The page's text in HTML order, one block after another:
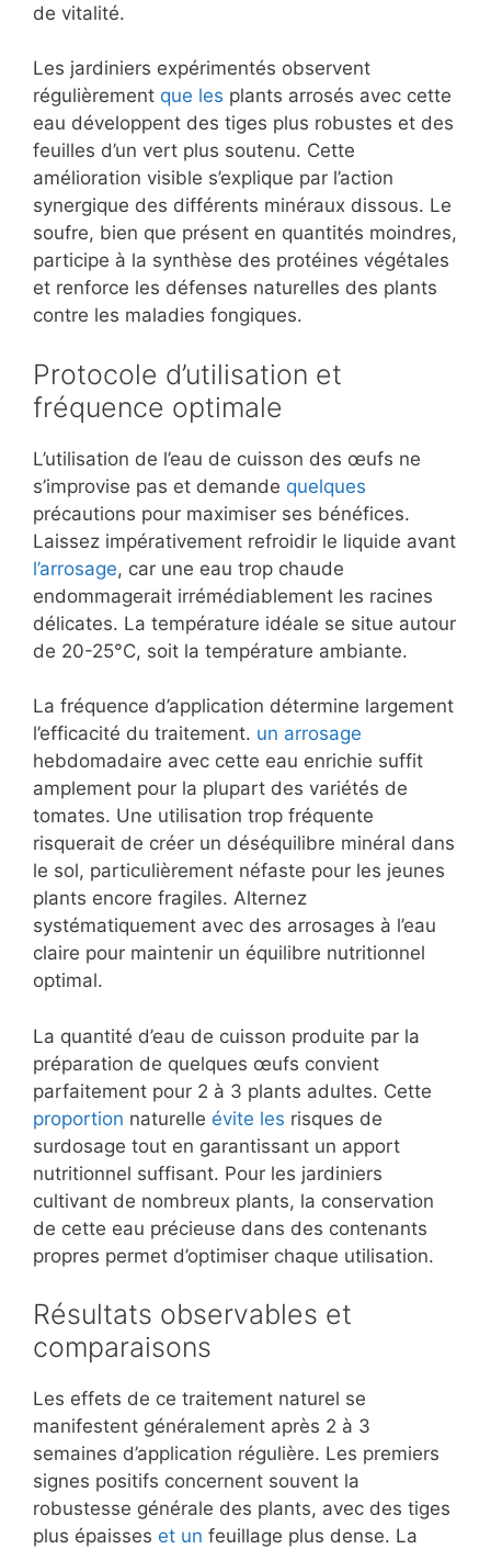
de vitalité.
Les jardiniers expérimentés observent
régulièrement que les plants arrosés avec cette
eau développent des tiges plus robustes et des
feuilles d’un vert plus soutenu. Cette
amélioration visible s’explique par l’action
synergique des différents minéraux dissous. Le
soufre, bien que présent en quantités moindres,
participe à la synthèse des protéines végétales
et renforce les défenses naturelles des plants
contre les maladies fongiques.
Protocole d’utilisation et
fréquence optimale
L’utilisation de l’eau de cuisson des œufs ne
s’improvise pas et demande quelques
précautions pour maximiser ses bénéfices.
Laissez impérativement refroidir le liquide avant
l’arrosage, car une eau trop chaude
endommagerait irrémédiablement les racines
délicates. La température idéale se situe autour
de 20-25°C, soit la température ambiante.
La fréquence d’application détermine largement
l’efficacité du traitement. un arrosage
hebdomadaire avec cette eau enrichie suffit
amplement pour la plupart des variétés de
tomates. Une utilisation trop fréquente
risquerait de créer un déséquilibre minéral dans
le sol, particulièrement néfaste pour les jeunes
plants encore fragiles. Alternez
systématiquement avec des arrosages à l’eau
claire pour maintenir un équilibre nutritionnel
optimal.
La quantité d’eau de cuisson produite par la
préparation de quelques œufs convient
parfaitement pour 2 à 3 plants adultes. Cette
proportion naturelle évite les risques de
surdosage tout en garantissant un apport
nutritionnel suffisant. Pour les jardiniers
cultivant de nombreux plants, la conservation
de cette eau précieuse dans des contenants
propres permet d’optimiser chaque utilisation.
Résultats observables et
comparaisons
Les effets de ce traitement naturel se
manifestent généralement après 2 à 3
semaines d’application régulière. Les premiers
signes positifs concernent souvent la
robustesse générale des plants, avec des tiges
plus épaisses et un feuillage plus dense. La